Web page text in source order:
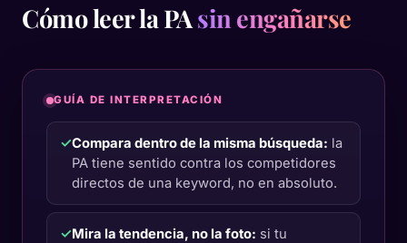
Cómo leer la PAsin engañarse
GUÍA DE INTERPRETACIÓN
✓Compara dentro de la misma búsqueda: la
PA tiene sentido contra los competidores
directos de una keyword, no en absoluto.
✓Mira la tendencia, no la foto: si tu